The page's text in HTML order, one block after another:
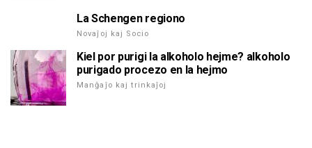
La Schengen regiono
Novaĵoj kaj Socio
Kiel por purigi la alkoholo hejme? alkoholo
purigado procezo en la hejmo
Manĝaĵo kaj trinkaĵoj